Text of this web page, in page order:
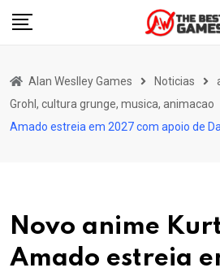
Skip
Alan Weslley Games Noticias
Grohl, cultura grunge, musica, animacao
Amado estreia em 2027 com apoio de
Novo anime
Amado estreia